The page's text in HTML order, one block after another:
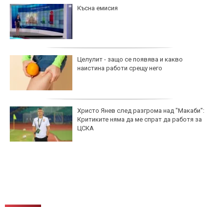
Късна емисия
Целулит - защо се появява и какво
наистина работи срещу него
Христо Янев след разгрома над "Макаби":
Критиките няма да ме спрат да работя за
ЦСКА